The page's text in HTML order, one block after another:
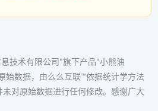
技术有限公司"旗下产品"小熊油
始数据，由么么互联™依据统计学方法
对原始数据进行任何修改。感谢广大